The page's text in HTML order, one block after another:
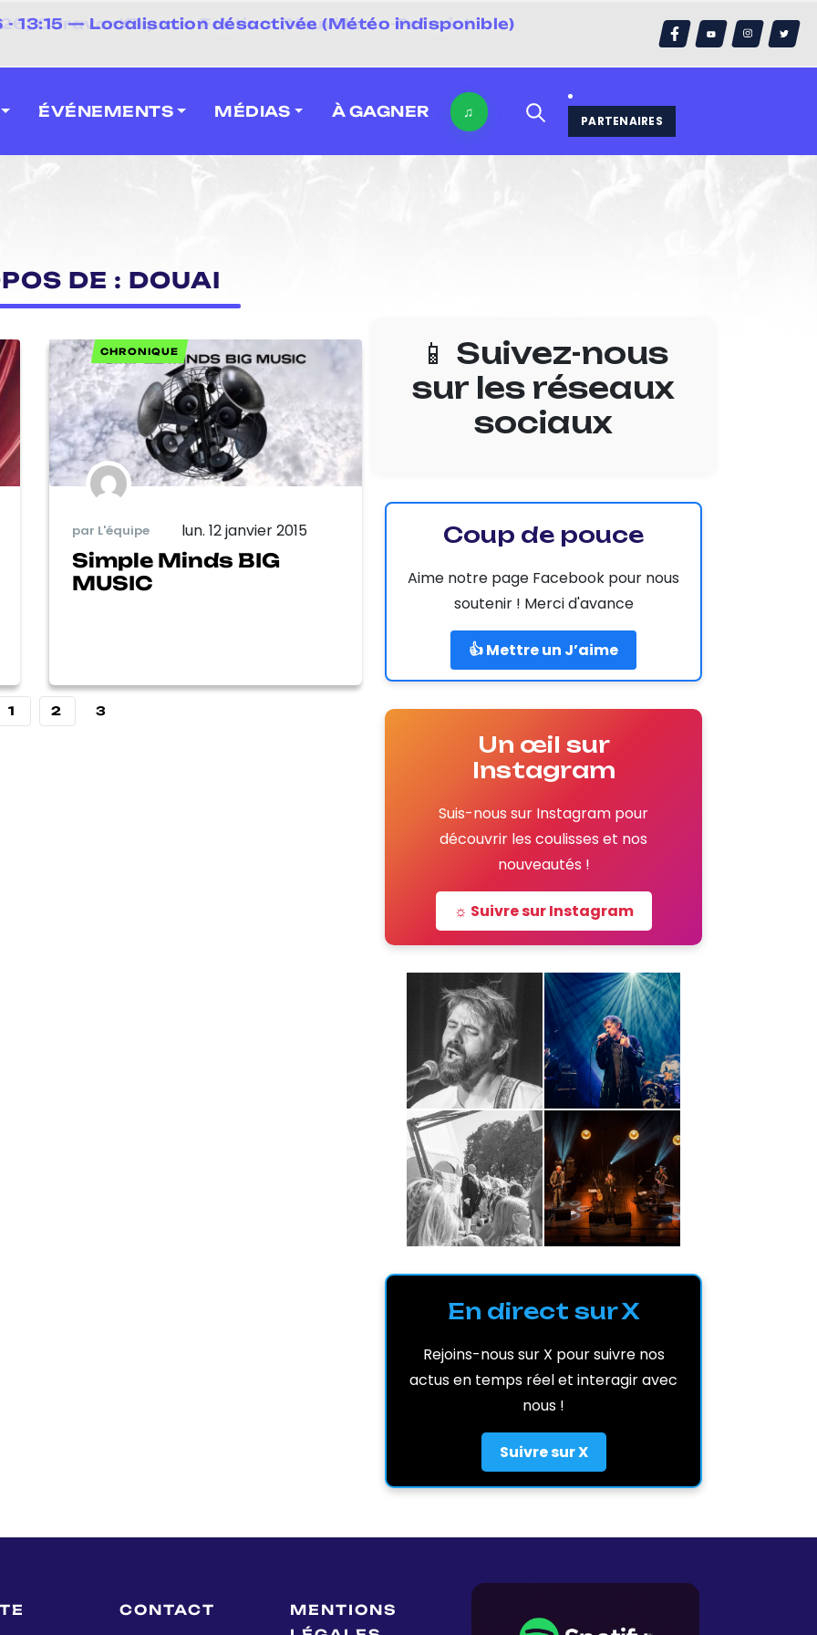
⚡
13:15 — Localisation désactivée (Météo indisponible)
Caravan' Square Festival (Neuville-en-Ferrain)
ÉVÉNEMENTS MÉDIAS À GAGNER ♫
PARTENAIRES
DE : DOUAI
CHRONIQUE
par L'équipe lun. 12 janvier 2015
Simple Minds BIG
MUSIC
1 2 3
📱 Suivez-nous
sur les réseaux
sociaux
Coup de pouce
Aime notre page Facebook pour nous
soutenir ! Merci d'avance
👍 Mettre un J’aime
Un œil sur
Instagram
Suis-nous sur Instagram pour
découvrir les coulisses et nos
nouveautés !
☼ Suivre sur Instagram
En direct sur X
Rejoins-nous sur X pour suivre nos
actus en temps réel et interagir avec
nous !
Suivre sur X
CONTACT
MENTIONS